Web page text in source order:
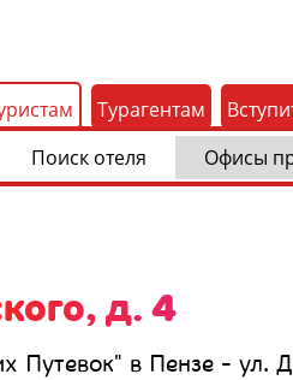
Турагентам
Поиск отеля Офисы
д. 4
в Пензе - ул.